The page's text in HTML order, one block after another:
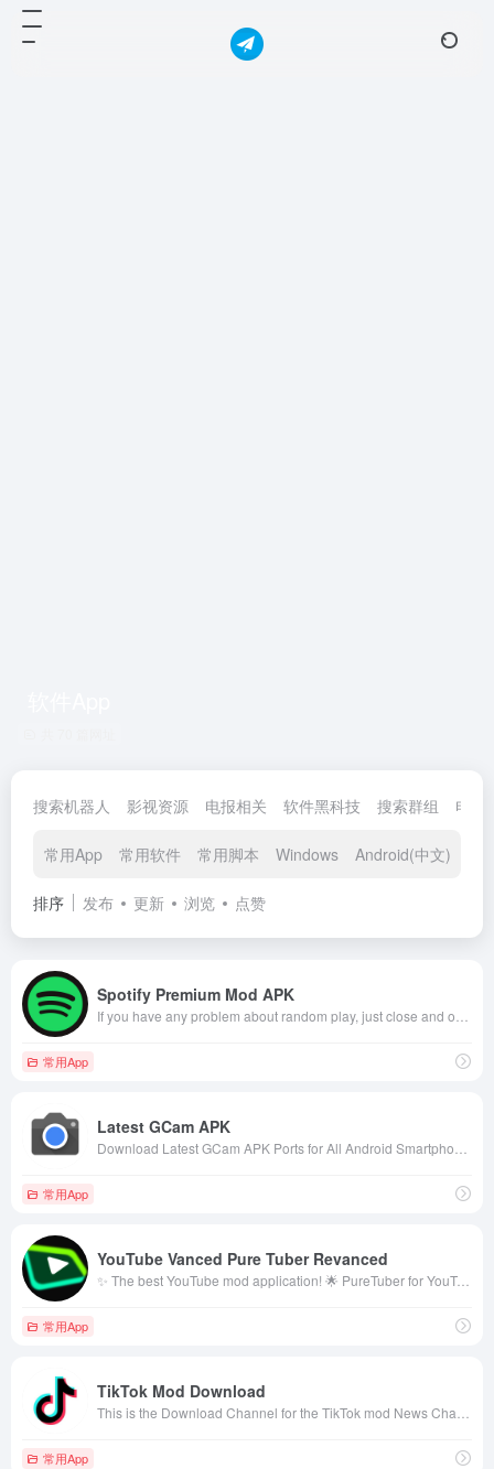
搜索机器人 影视资源 电报相关 软件黑科技 搜索群组 电报
常用App 常用软件 常用脚本 Windows Android(中文)
排序 发布 更新 浏览 点赞
Spotify Premium Mod APK
常用App
Latest GCam APK
常用App
YouTube Vanced Pure Tuber Revanced
✨ The best YouTube mod application! 🌟 PureTuber for YouTube! ➡️ PureTuber.com – Vanced.pro ⚡️ !No Ads 💚 And More!
常用App
TikTok Mod Download
常用App